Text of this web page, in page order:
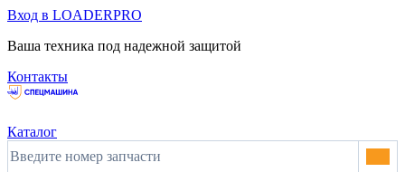
Вход в LOADERPRO
Ваша техника под надежной защитой
Контакты
Каталог